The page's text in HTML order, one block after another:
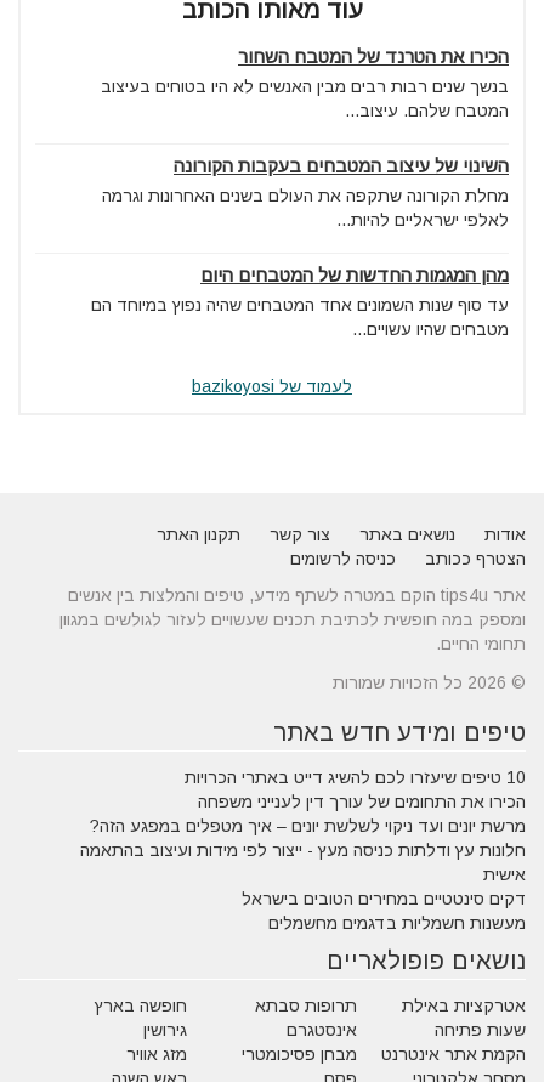
עוד מאותו הכותב
הכירו את הטרנד של המטבח השחור
בנשך שנים רבות רבים מבין האנשים לא היו בטוחים בעיצוב
המטבח שלהם. עיצוב...
השינוי של עיצוב המטבחים בעקבות הקורונה
מחלת הקורונה שתקפה את העולם בשנים האחרונות וגרמה
לאלפי ישראליים להיות...
מהן המגמות החדשות של המטבחים היום
עד סוף שנות השמונים אחד המטבחים שהיה נפוץ במיוחד הם
מטבחים שהיו עשויים...
לעמוד של bazikoyosi
אודות נושאים באתר צור קשר
תקנון האתר
הצטרף ככותב
כניסה לרשומים
אתר tips4u הוקם במטרה לשתף מידע, טיפים והמלצות בין אנשים
ומספק במה חופשית לכתיבת תכנים שעשויים לעזור לגולשים במגוון
תחומי החיים.
© 2026 כל הזכויות שמורות
טיפים ומידע חדש באתר
10 טיפים שיעזרו לכם להשיג דייט באתרי הכרויות
הכירו את התחומים של עורך דין לענייני משפחה
מרשת יונים ועד ניקוי לשלשת יונים – איך מטפלים במפגע הזה?
חלונות עץ ודלתות כניסה מעץ - ייצור לפי מידות ועיצוב בהתאמה
אישית
דקים סינטטיים במחירים הטובים בישראל
מעשנות חשמליות בדגמים מחשמלים
נושאים פופולאריים
אטרקציות באילת תרופות סבתא
חופשה בארץ
שעות פתיחה
אינסטגרם
גירושין
הקמת אתר אינטרנט
מבחן פסיכומטרי
מזג אוויר